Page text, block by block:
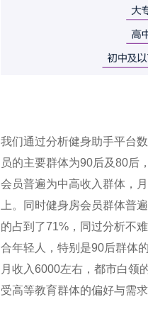
我们通过分析健身助手平台
员的主要群体为90后及80后
会员普遍为中高收入群体，
上。同时健身房会员群体普
的占到了71%，同过分析不
合年轻人，特别是90后群体
月收入6000左右，都市白领
受高等教育群体的偏好与需求